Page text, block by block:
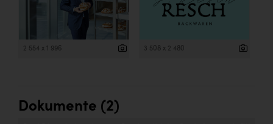
2 554 x 1 996 3 508 x 2 480
Dokumente (2)